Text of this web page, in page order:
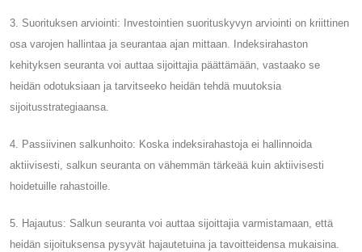
3. Suorituksen arviointi: Investointien suorituskyvyn arviointi on kriittinen
osa varojen hallintaa ja seurantaa ajan mittaan. Indeksirahaston
kehityksen seuranta voi auttaa sijoittajia päättämään, vastaako se
heidän odotuksiaan ja tarvitseeko heidän tehdä muutoksia
sijoitusstrategiaansa.
4. Passiivinen salkunhoito: Koska indeksirahastoja ei hallinnoida
aktiivisesti, salkun seuranta on vähemmän tärkeää kuin aktiivisesti
hoidetuille rahastoille.
5. Hajautus: Salkun seuranta voi auttaa sijoittajia varmistamaan, että
heidän sijoituksensa pysyvät hajautetuina ja tavoitteidensa mukaisina.